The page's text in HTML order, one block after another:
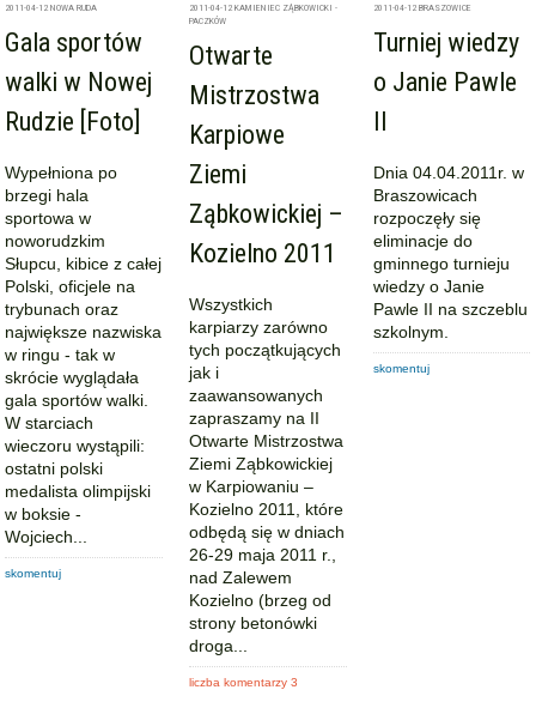
2011-04-12 NOWA RUDA
Gala sportów
walki w Nowej
Rudzie [Foto]
Wypełniona po
brzegi hala
sportowa w
noworudzkim
Słupcu, kibice z całej
Polski, oficjele na
trybunach oraz
największe nazwiska
w ringu - tak w
skrócie wyglądała
gala sportów walki.
W starciach
wieczoru wystąpili:
ostatni polski
medalista olimpijski
w boksie -
Wojciech...
skomentuj
2011-04-12 KAMIENIEC ZĄBKOWICKI -
PACZKÓW
Otwarte
Mistrzostwa
Karpiowe
Ziemi
Ząbkowickiej –
Kozielno 2011
Wszystkich
karpiarzy zarówno
tych początkujących
jak i
zaawansowanych
zapraszamy na II
Otwarte Mistrzostwa
Ziemi Ząbkowickiej
w Karpiowaniu –
Kozielno 2011, które
odbędą się w dniach
26-29 maja 2011 r.,
nad Zalewem
Kozielno (brzeg od
strony betonówki
droga...
liczba komentarzy 3
2011-04-12 BRASZOWICE
Turniej wiedzy
o Janie Pawle
II
Dnia 04.04.2011r. w
Braszowicach
rozpoczęły się
eliminacje do
gminnego turnieju
wiedzy o Janie
Pawle II na szczeblu
szkolnym.
skomentuj